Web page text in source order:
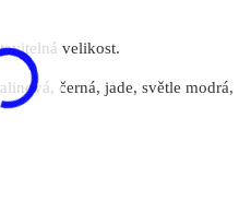
velikost.
černá, jade, světle modrá,